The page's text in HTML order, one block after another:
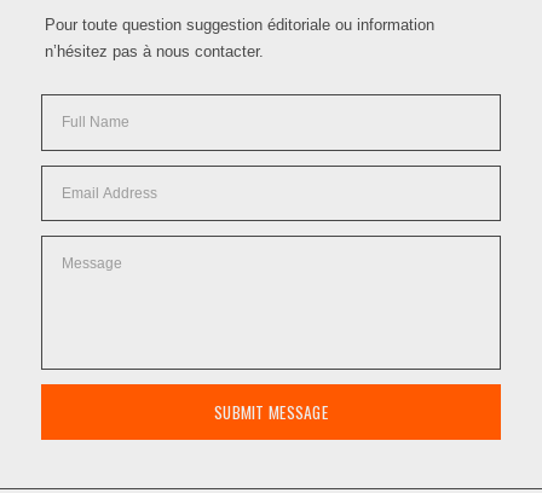
Pour toute question suggestion éditoriale ou information
n’hésitez pas à nous contacter.
SUBMIT MESSAGE